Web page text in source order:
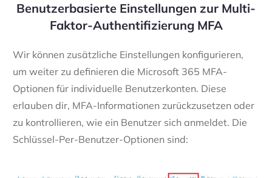
Benutzerbasierte Einstellungen zur Multi-
Faktor-Authentifizierung MFA
Wir können zusätzliche Einstellungen konfigurieren,
um weiter zu definieren die Microsoft 365 MFA-
Optionen für individuelle Benutzerkonten. Diese
erlauben dir, MFA-Informationen zurückzusetzen oder
zu kontrollieren, wie ein Benutzer sich anmeldet. Die
Schlüssel-Per-Benutzer-Optionen sind: